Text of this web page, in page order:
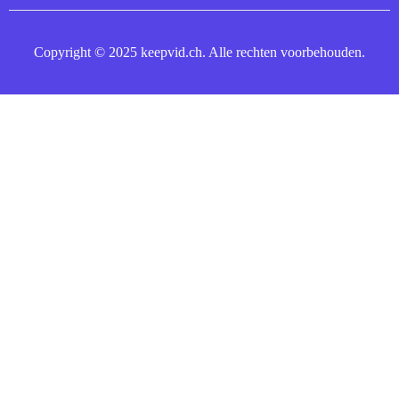
Copyright © 2025 keepvid.ch. Alle rechten voorbehouden.